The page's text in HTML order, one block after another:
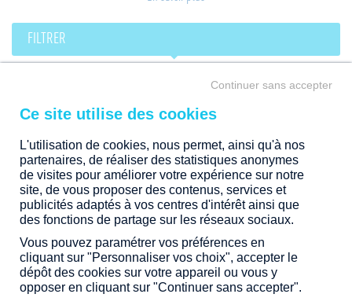
Des résidences neuves qui combinent architecture raffinée,
prestations de qualité, harmonie des ambiances
intérieures… Tous nos projets d'immobilier résidentiel sont
situés dans des quartiers privilégiés au sein de communes
Laissez-vous séduire et devenez propriétaire d’un bien
Aquitaine ou Rhône-Alpes.
FILTRER
GIRONDE (33)
ANDERNOS-LES-BAINS
TRANCHE DE PRIX
ÉTAPE
1 PROGRAMME DISPONIBLE
L'utilisation de cookies, nous permet, ainsi qu'à nos
partenaires, de réaliser des statistiques anonymes
de visites pour améliorer votre expérience sur notre
site, de vous proposer des contenus, services et
publicités adaptés à vos centres d'intérêt ainsi que
des fonctions de partage sur les réseaux sociaux.
Vous pouvez paramétrer vos préférences en
cliquant sur "Personnaliser vos choix", accepter le
dépôt des cookies sur votre appareil ou vous y
opposer en cliquant sur "Continuer sans accepter".
Continuer sans accepter